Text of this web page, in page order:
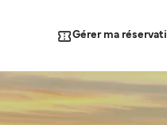
Gérer ma